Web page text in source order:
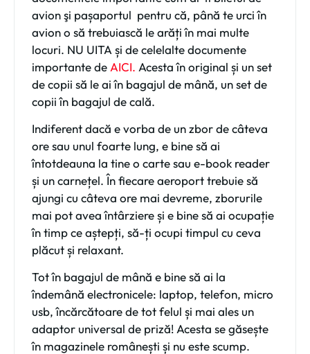
avion şi pașaportul pentru că, până te urci în
avion o să trebuiască le arăți în mai multe
locuri. NU UITA și de celelalte documente
importante de AICI. Acesta în original și un set
de copii să le ai în bagajul de mână, un set de
copii în bagajul de cală.
Indiferent dacă e vorba de un zbor de câteva
ore sau unul foarte lung, e bine să ai
întotdeauna la tine o carte sau e-book reader
și un carnețel. În fiecare aeroport trebuie să
ajungi cu câteva ore mai devreme, zborurile
mai pot avea întârziere și e bine să ai ocupație
în timp ce aștepți, să-ți ocupi timpul cu ceva
plăcut și relaxant.
Tot în bagajul de mână e bine să ai la
îndemână electronicele: laptop, telefon, micro
usb, încărcătoare de tot felul și mai ales un
adaptor universal de priză! Acesta se găsește
în magazinele românești și nu este scump.